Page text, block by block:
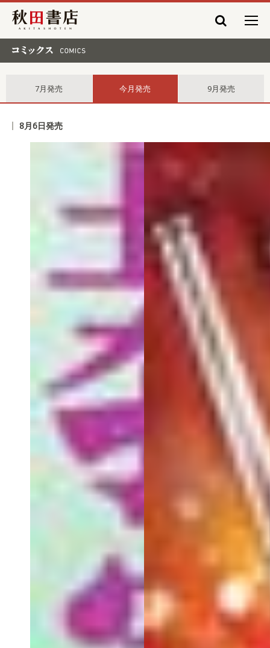
秋田書店
7月発売 今月発売 9月発売
8月6日発売